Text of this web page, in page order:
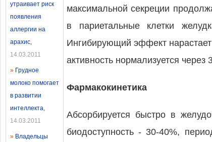
утраивает риск
появления
аллергии на
арахис,
14.03.2011
» Грудное
молоко помогает
в развитии
интеллекта,
14.03.2011
» Владельцы
максимальной секреции
в париетальные клетки
Ингибирующий эффект
активность нормализуется
Фармакокинетика
Абсорбируется быстро в
биодоступность - 30-40%,